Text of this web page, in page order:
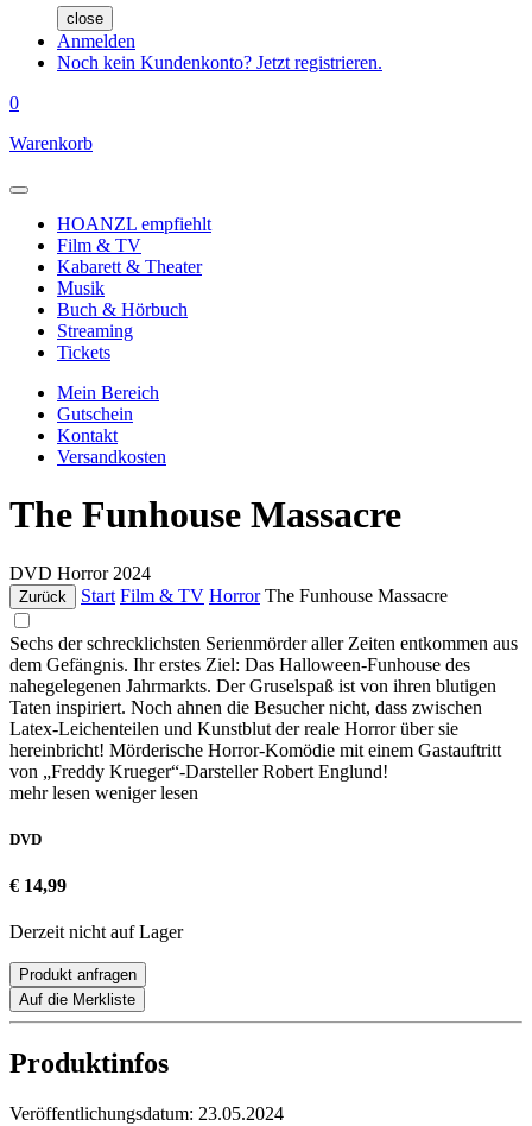
close
Anmelden
Noch kein Kundenkonto? Jetzt registrieren.
0
Warenkorb
HOANZL empfiehlt
Film & TV
Kabarett & Theater
Musik
Buch & Hörbuch
Streaming
Tickets
Mein Bereich
Gutschein
Kontakt
Versandkosten
The Funhouse Massacre
DVD Horror 2024
Zurück Start Film & TV Horror The Funhouse Massacre
Sechs der schrecklichsten Serienmörder aller Zeiten entkommen aus
dem Gefängnis. Ihr erstes Ziel: Das Halloween-Funhouse des
nahegelegenen Jahrmarkts. Der Gruselspaß ist von ihren blutigen
Taten inspiriert. Noch ahnen die Besucher nicht, dass zwischen
Latex-Leichenteilen und Kunstblut der reale Horror über sie
hereinbricht! Mörderische Horror-Komödie mit einem Gastauftritt
von „Freddy Krueger“-Darsteller Robert Englund!
mehr lesen weniger lesen
DVD
€ 14,99
Derzeit nicht auf Lager
Produkt anfragen
Auf die Merkliste
Produktinfos
Veröffentlichungsdatum: 23.05.2024